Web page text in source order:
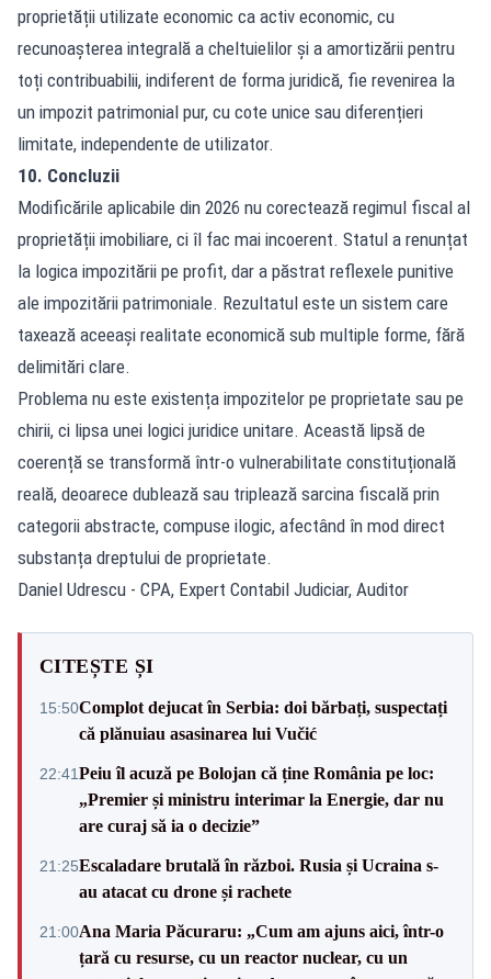
proprietății utilizate economic ca activ economic, cu
recunoașterea integrală a cheltuielilor și a amortizării pentru
toți contribuabilii, indiferent de forma juridică, fie revenirea la
un impozit patrimonial pur, cu cote unice sau diferențieri
limitate, independente de utilizator.
10. Concluzii
Modificările aplicabile din 2026 nu corectează regimul fiscal al
proprietății imobiliare, ci îl fac mai incoerent. Statul a renunțat
la logica impozitării pe profit, dar a păstrat reflexele punitive
ale impozitării patrimoniale. Rezultatul este un sistem care
taxează aceeași realitate economică sub multiple forme, fără
delimitări clare.
Problema nu este existența impozitelor pe proprietate sau pe
chirii, ci lipsa unei logici juridice unitare. Această lipsă de
coerență se transformă într-o vulnerabilitate constituțională
reală, deoarece dublează sau triplează sarcina fiscală prin
categorii abstracte, compuse ilogic, afectând în mod direct
substanța dreptului de proprietate.
Daniel Udrescu - CPA, Expert Contabil Judiciar, Auditor
CITEȘTE ȘI
15:50Complot dejucat în Serbia: doi bărbați, suspectați
că plănuiau asasinarea lui Vučić
22:41Peiu îl acuză pe Bolojan că ține România pe loc:
„Premier și ministru interimar la Energie, dar nu
are curaj să ia o decizie”
21:25Escaladare brutală în război. Rusia și Ucraina s-
au atacat cu drone și rachete
21:00Ana Maria Păcuraru: „Cum am ajuns aici, într-o
țară cu resurse, cu un reactor nuclear, cu un